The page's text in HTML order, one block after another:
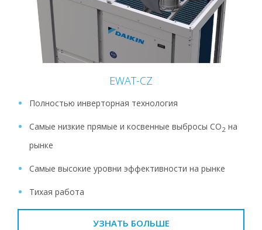
EWAT-CZ
Полностью инверторная технология
Самые низкие прямые и косвенные выбросы CO2 на
рынке
Самые высокие уровни эффективности на рынке
Тихая работа
УЗНАТЬ БОЛЬШЕ